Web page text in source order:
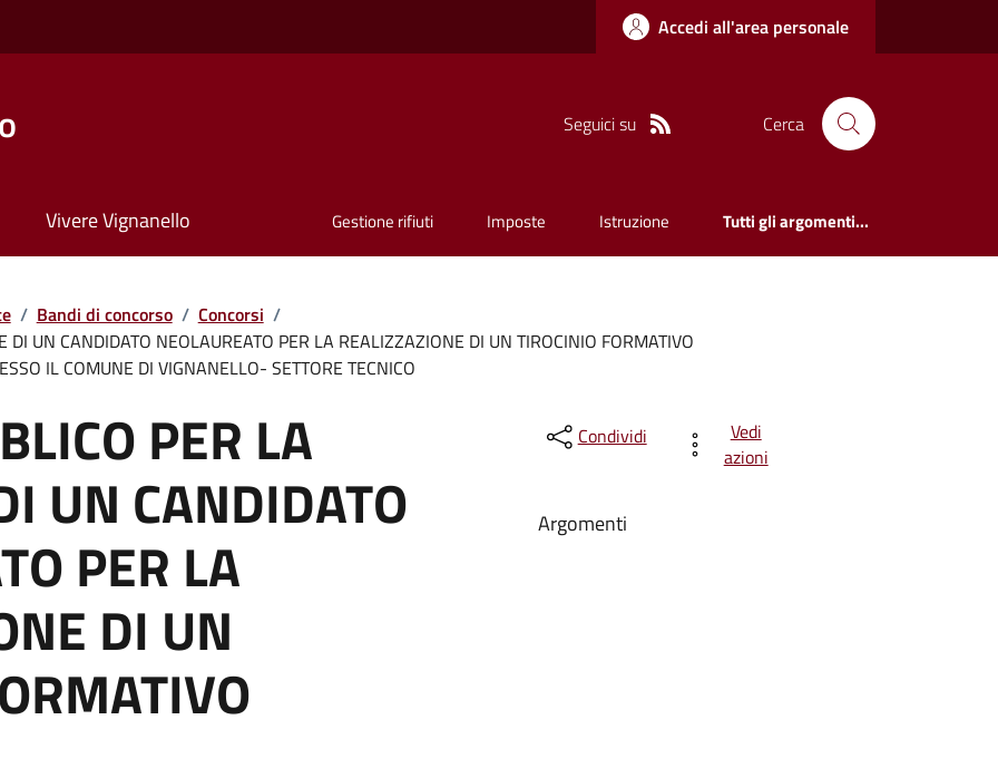
Accedi all'area personale
Seguici su Cerca
Vivere Vignanello Gestione rifiuti Imposte Istruzione Tutti gli argomenti...
/ Bandi di concorso / Concorsi /
DI UN CANDIDATO NEOLAUREATO PER LA REALIZZAZIONE DI UN TIROCINIO FORMATIVO
IL COMUNE DI VIGNANELLO- SETTORE TECNICO
PER LA
UN CANDIDATO
PER LA
DI UN
Condividi
Vedi
azioni
Argomenti